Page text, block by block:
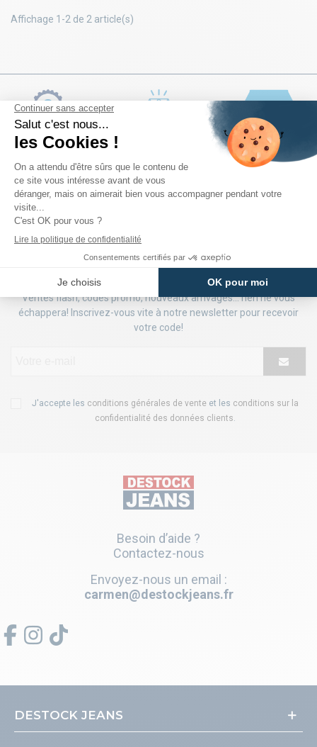
Affichage 1-2 de 2 article(s)
récompensée
en bons d'achats
iconiques
à prix réduits
22 magasins
partout en France
NEWSLETTER
Ventes flash, codes promo, nouveaux arrivages... rien ne vous
échappera! Inscrivez-vous vite à notre newsletter pour recevoir
votre code!
J'accepte les conditions générales de vente et les conditions sur la
confidentialité des données clients
Besoin d’aide ?
Contactez-nous
Envoyez-nous un email :
carmen@destockjeans.fr
DESTOCK JEANS